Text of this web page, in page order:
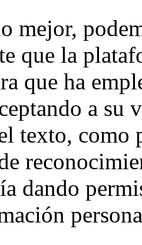
mejor,
que la
que ha
a su
texto, como
dando